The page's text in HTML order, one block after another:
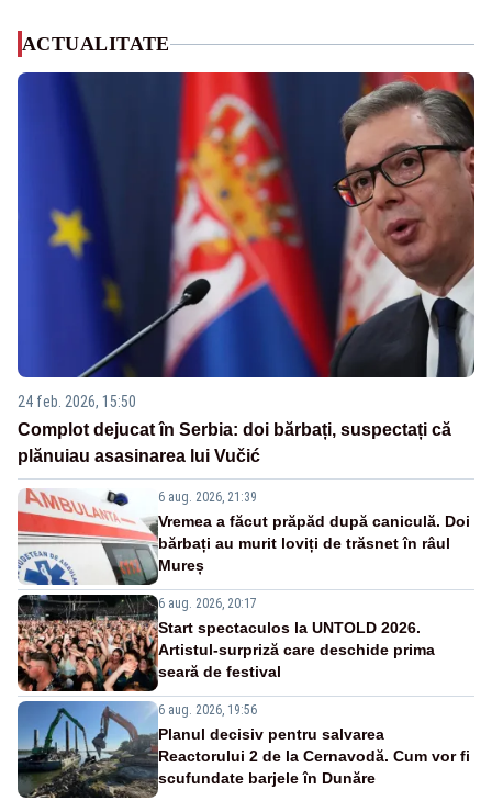
ACTUALITATE
24 feb. 2026, 15:50
Complot dejucat în Serbia: doi bărbați, suspectați că
plănuiau asasinarea lui Vučić
6 aug. 2026, 21:39
Vremea a făcut prăpăd după caniculă. Doi
bărbați au murit loviți de trăsnet în râul
Mureș
6 aug. 2026, 20:17
Start spectaculos la UNTOLD 2026.
Artistul-surpriză care deschide prima
seară de festival
6 aug. 2026, 19:56
Planul decisiv pentru salvarea
Reactorului 2 de la Cernavodă. Cum vor fi
scufundate barjele în Dunăre